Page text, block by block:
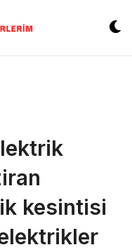
kesintisi